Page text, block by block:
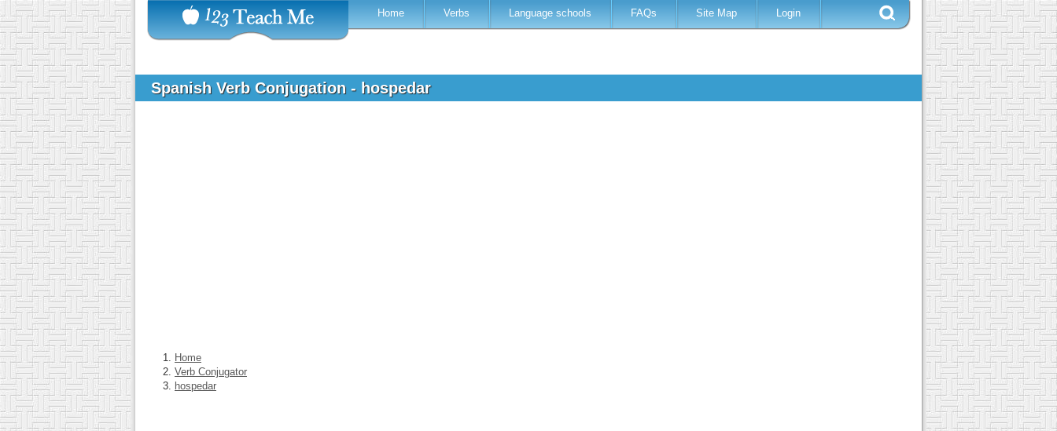
Home Verbs Language schools FAQs Site Map Login
Spanish Verb Conjugation - hospedar
Home
Verb Conjugator
hospedar